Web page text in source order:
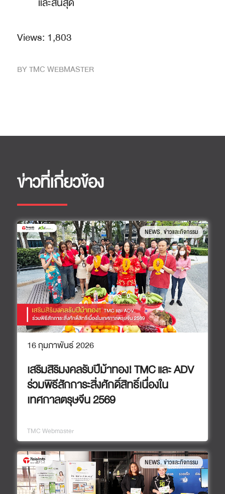
Views: 1,803
BYTMC WEBMASTER
ข่าวที่เกี่ยวข้อง
NEWS,ข่าวและกิจกรรม
16 กุมภาพันธ์ 2026
เสริมสิริมงคลรับปีม้าทอง! TMC และ ADV
ร่วมพิธีสักการะสิ่งศักดิ์สิทธิ์เนื่องใน
เทศกาลตรุษจีน 2569
TMC Webmaster
NEWS,ข่าวและกิจกรรม